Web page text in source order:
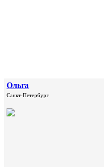
Ольга
Санкт-Петербург